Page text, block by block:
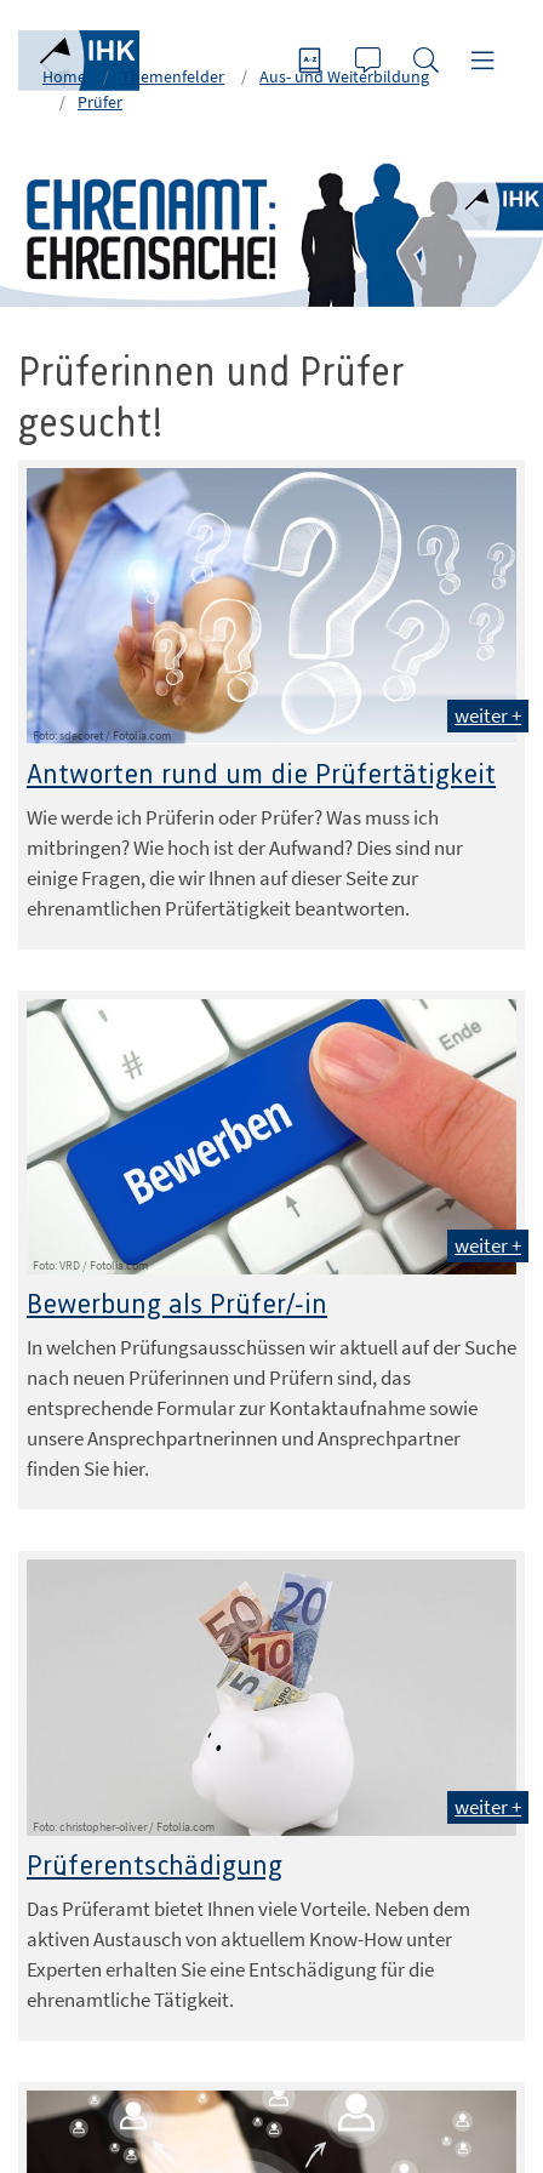
Home Themenfelder
Aus- und Weiterbildung
Prüfer
Prüferinnen und Prüfer
gesucht!
Foto: sdecoret / Fotolia.com
weiter +
Antworten rund um die Prüfertätigkeit
Wie werde ich Prüferin oder Prüfer? Was muss ich
mitbringen? Wie hoch ist der Aufwand? Dies sind nur
einige Fragen, die wir Ihnen auf dieser Seite zur
ehrenamtlichen Prüfertätigkeit beantworten.
Foto: VRD / Fotolia.com
weiter +
Bewerbung als Prüfer/-in
In welchen Prüfungsausschüssen wir aktuell auf der Suche
nach neuen Prüferinnen und Prüfern sind, das
entsprechende Formular zur Kontaktaufnahme sowie
unsere Ansprechpartnerinnen und Ansprechpartner
finden Sie hier.
Foto: christopher-oliver / Fotolia.com
weiter +
Prüferentschädigung
Das Prüferamt bietet Ihnen viele Vorteile. Neben dem
aktiven Austausch von aktuellem Know-How unter
Experten erhalten Sie eine Entschädigung für die
ehrenamtliche Tätigkeit.